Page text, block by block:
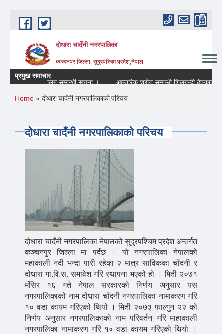
Skip to main content
दोधारा चादँनी नगरपालिका
कञ्चनपुर जिल्ला, सुदूरपश्चिम प्रदेश,नेपाल
प्रमुख समाचार
शिविर संचालन सम्बन्धी सूचना ।
आन्तरिक श्रोत सम्बन्धी शिलबन्दी ठेक्काको
You are here
Home » दोधारा चादँनी नगरपालिकाको परिचय
दोधारा चादँनी नगरपालिकाको परिचय
दोधारा चादँनी नगरपालिका नेपालको सुदुरपश्चिम प्रदेश अन्तर्गत
कञ्चनपुर जिल्ला मा पर्दछ । यो नगरपालिका नेपालको
महाकाली नदी भन्दा पारी रहेका २ मात्र साविकका चाँदनी र
दोधारा गा.वि.स. समावेश गरि स्थापना भएको हो । मिती २०७१
मंसिर १६ गते नेपाल सरकारको निर्णय अनुसार यस
नगरपालिकाको नाम दोधारा चाँदनी नगरपालिका नामाकरण गरि
१० वडा कायम गरिएको थियो । मिती २०७३ फाल्गुन २२ को
निर्णय अनुसार नगरपालिकाको नाम परिवर्तन गरि माहाकाली
नगरपालिका नामाकरण गरि १० वडा कायम गरिएको थियो ।